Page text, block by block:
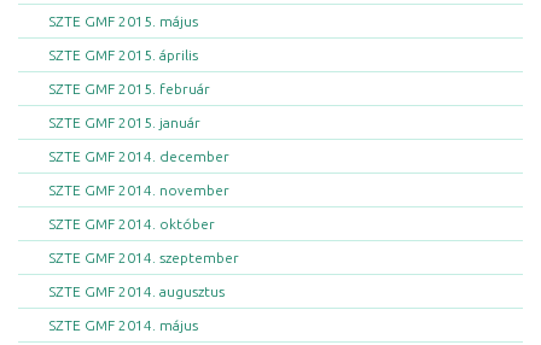
SZTE GMF 2015. május
SZTE GMF 2015. április
SZTE GMF 2015. február
SZTE GMF 2015. január
SZTE GMF 2014. december
SZTE GMF 2014. november
SZTE GMF 2014. október
SZTE GMF 2014. szeptember
SZTE GMF 2014. augusztus
SZTE GMF 2014. május